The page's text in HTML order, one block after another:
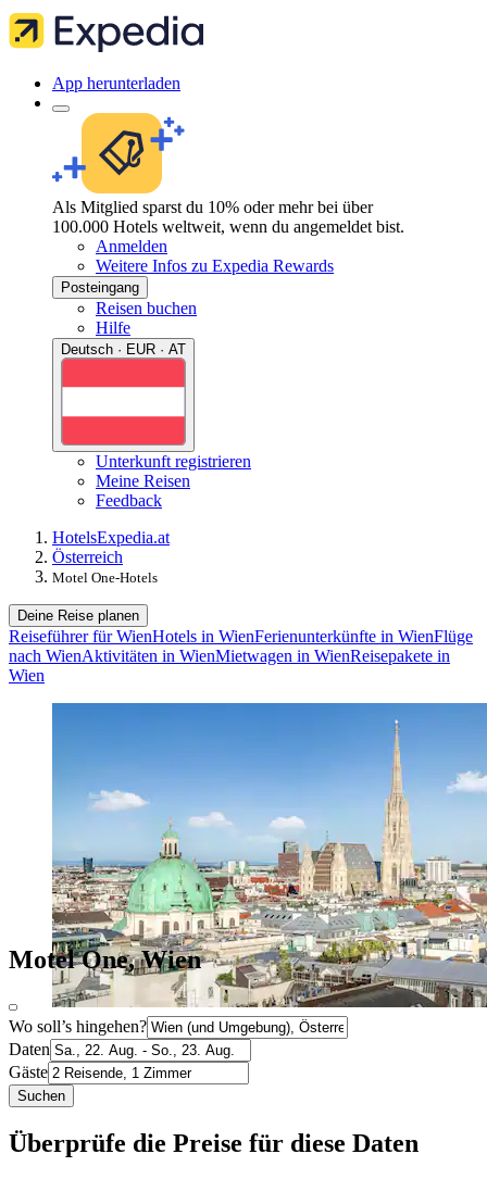
App herunterladen
Als Mitglied sparst du 10% oder mehr bei über
100.000 Hotels weltweit, wenn du angemeldet bist.
Anmelden
Weitere Infos zu Expedia Rewards
Posteingang
Reisen buchen
Hilfe
Deutsch · EUR · AT
Unterkunft registrieren
Meine Reisen
Feedback
HotelsExpedia.at
Österreich
Motel One-Hotels
Deine Reise planen
Reiseführer für WienHotels in WienFerienunterkünfte in WienFlüge
nach WienAktivitäten in WienMietwagen in WienReisepakete in
Wien
Motel One, Wien
Wo soll’s hingehen?
Daten
Gäste
Suchen
Überprüfe die Preise für diese Daten